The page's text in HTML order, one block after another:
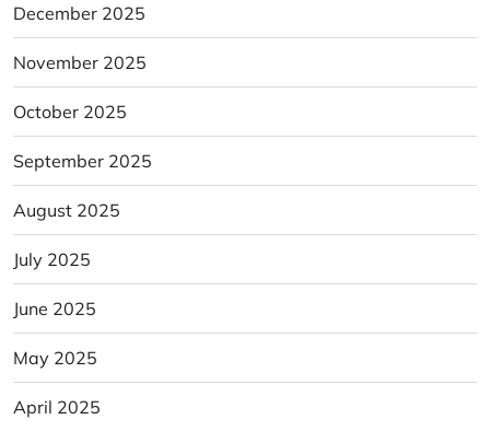
December 2025
November 2025
October 2025
September 2025
August 2025
July 2025
June 2025
May 2025
April 2025